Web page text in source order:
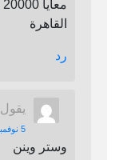
القاهرة
رد
يقول
5 نوفمبر، 2021 الساعة 10:21 م
وستر وينن